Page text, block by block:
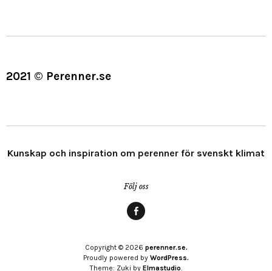
2021 © Perenner.se
Kunskap och inspiration om perenner för svenskt klimat
Följ oss
Copyright © 2026 perenner.se.
Proudly powered by WordPress.
Theme: Zuki by Elmastudio.